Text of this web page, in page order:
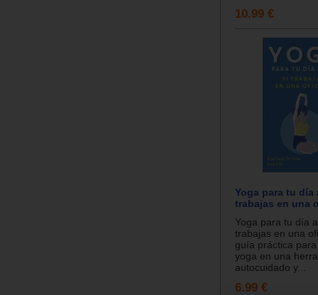
10.99 €
Yoga para tu día
trabajas en una
Yoga para tu día
trabajas en una
guía práctica
yoga en una
autocuidado y...
6.99 €